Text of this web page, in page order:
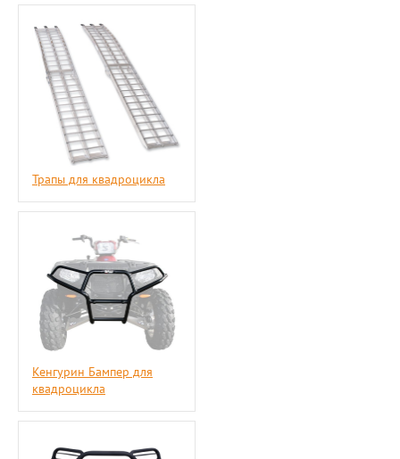
Трапы для квадроцикла
Кенгурин Бампер для
квадроцикла